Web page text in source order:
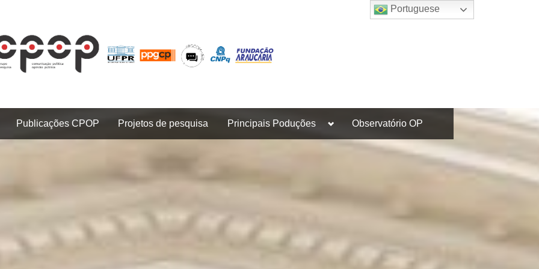
Publicações CPOP Projetos de pesquisa Principais Poduções
Toggle
menu
Observatório OP
Portuguese